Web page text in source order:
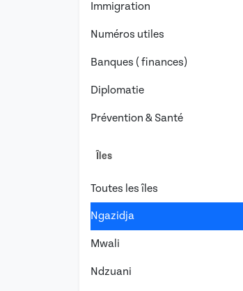
Immigration
Numéros utiles
Banques ( finances)
Diplomatie
Prévention & Santé
Îles
Toutes les îles
Ngazidja
Mwali
Ndzuani